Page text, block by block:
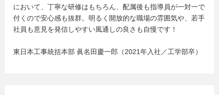
において、丁寧な研修はもちろん、配属後も指導員が一対一で
付くので安心感も抜群。明るく開放的な職場の雰囲気や、若手
社員も意見を発信しやすい風通しの良さも自慢です！
東日本工事統括本部 眞名田慶一郎（2021年入社／工学部卒）